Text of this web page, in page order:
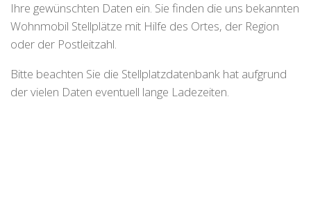
Ihre gewünschten Daten ein. Sie finden die uns bekannten
Wohnmobil Stellplätze mit Hilfe des Ortes, der Region
oder der Postleitzahl.
Bitte beachten Sie die Stellplatzdatenbank hat aufgrund
der vielen Daten eventuell lange Ladezeiten.